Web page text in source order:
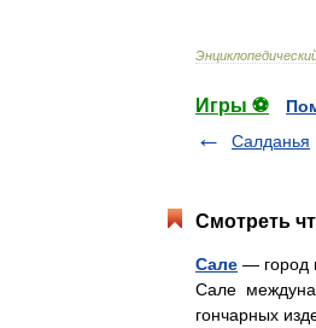
Игры ⚽
Салданья
Смотреть
Сале — город
Сале
гончарных